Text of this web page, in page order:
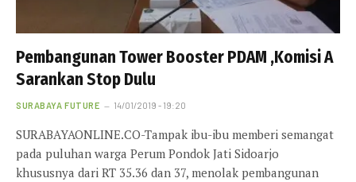
Pembangunan Tower Booster PDAM ,Komisi A
Sarankan Stop Dulu
SURABAYA FUTURE 14/01/2019 - 19:20
SURABAYAONLINE.CO-Tampak ibu-ibu memberi semangat
pada puluhan warga Perum Pondok Jati Sidoarjo
khususnya dari RT 35.36 dan 37, menolak pembangunan